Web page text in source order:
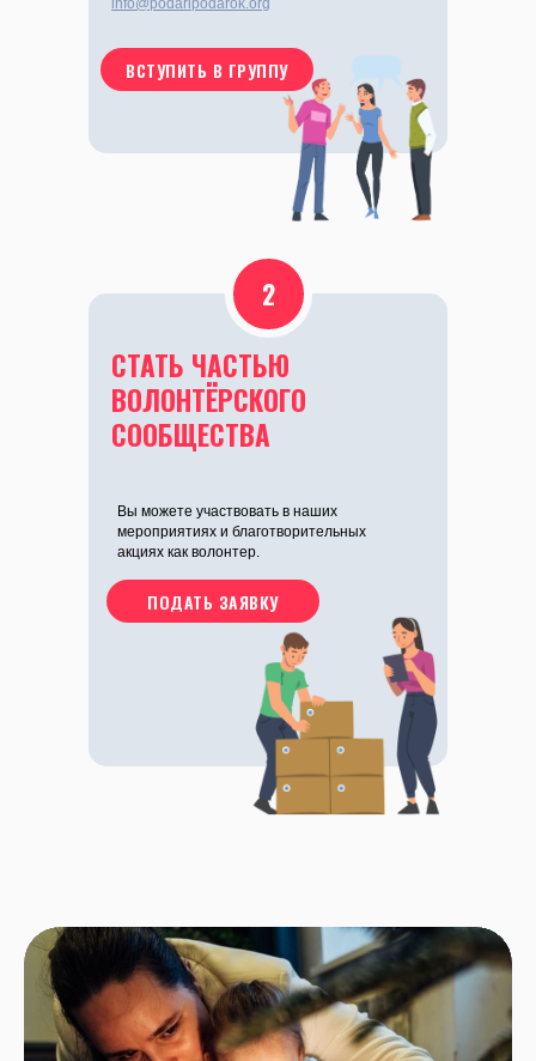
info@podaripodarok.org
СТАТЬ ЧАСТЬЮ
ВОЛОНТЁРСКОГО
СООБЩЕСТВА
Вы можете участвовать в наших
мероприятиях и благотворительных
акциях как волонтер.
2
ВСТУПИТЬ В ГРУППУ
ПОДАТЬ ЗАЯВКУ